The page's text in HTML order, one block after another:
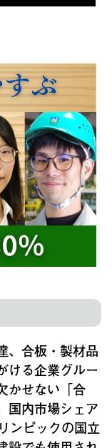
、合板・製材品
ける企業グルー
かせない「合
国内市場シェア
ンピックの国立